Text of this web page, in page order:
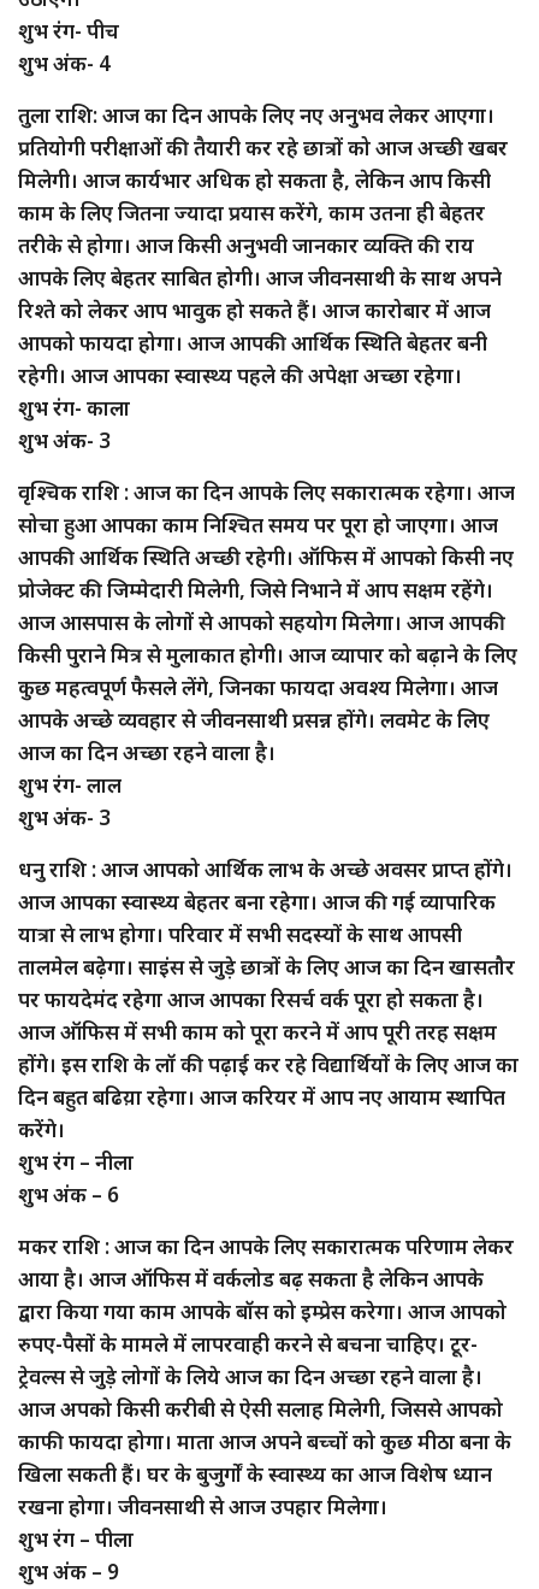
शुभ रंग- पीच
शुभ अंक- 4
तुला राशि: आज का दिन आपके लिए नए अनुभव लेकर आएगा।
प्रतियोगी परीक्षाओं की तैयारी कर रहे छात्रों को आज अच्छी खबर
मिलेगी। आज कार्यभार अधिक हो सकता है, लेकिन आप किसी
काम के लिए जितना ज्यादा प्रयास करेंगे, काम उतना ही बेहतर
तरीके से होगा। आज किसी अनुभवी जानकार व्यक्ति की राय
आपके लिए बेहतर साबित होगी। आज जीवनसाथी के साथ अपने
रिश्ते को लेकर आप भावुक हो सकते हैं। आज कारोबार में आज
आपको फायदा होगा। आज आपकी आर्थिक स्थिति बेहतर बनी
रहेगी। आज आपका स्वास्थ्य पहले की अपेक्षा अच्छा रहेगा।
शुभ रंग- काला
शुभ अंक- 3
वृश्चिक राशि : आज का दिन आपके लिए सकारात्मक रहेगा। आज
सोचा हुआ आपका काम निश्चित समय पर पूरा हो जाएगा। आज
आपकी आर्थिक स्थिति अच्छी रहेगी। ऑफिस में आपको किसी नए
प्रोजेक्ट की जिम्मेदारी मिलेगी, जिसे निभाने में आप सक्षम रहेंगे।
आज आसपास के लोगों से आपको सहयोग मिलेगा। आज आपकी
किसी पुराने मित्र से मुलाकात होगी। आज व्यापार को बढ़ाने के लिए
कुछ महत्वपूर्ण फैसले लेंगे, जिनका फायदा अवश्य मिलेगा। आज
आपके अच्छे व्यवहार से जीवनसाथी प्रसन्न होंगे। लवमेट के लिए
आज का दिन अच्छा रहने वाला है।
शुभ रंग- लाल
शुभ अंक- 3
धनु राशि : आज आपको आर्थिक लाभ के अच्छे अवसर प्राप्त होंगे।
आज आपका स्वास्थ्य बेहतर बना रहेगा। आज की गई व्यापारिक
यात्रा से लाभ होगा। परिवार में सभी सदस्यों के साथ आपसी
तालमेल बढ़ेगा। साइंस से जुड़े छात्रों के लिए आज का दिन खासतौर
पर फायदेमंद रहेगा आज आपका रिसर्च वर्क पूरा हो सकता है।
आज ऑफिस में सभी काम को पूरा करने में आप पूरी तरह सक्षम
होंगे। इस राशि के लॉ की पढ़ाई कर रहे विद्यार्थियों के लिए आज का
दिन बहुत बढिय़ा रहेगा। आज करियर में आप नए आयाम स्थापित
करेंगे।
शुभ रंग – नीला
शुभ अंक – 6
मकर राशि : आज का दिन आपके लिए सकारात्मक परिणाम लेकर
आया है। आज ऑफिस में वर्कलोड बढ़ सकता है लेकिन आपके
द्वारा किया गया काम आपके बॉस को इम्प्रेस करेगा। आज आपको
रुपए-पैसों के मामले में लापरवाही करने से बचना चाहिए। टूर-
ट्रेवल्स से जुड़े लोगों के लिये आज का दिन अच्छा रहने वाला है।
आज अपको किसी करीबी से ऐसी सलाह मिलेगी, जिससे आपको
काफी फायदा होगा। माता आज अपने बच्चों को कुछ मीठा बना के
खिला सकती हैं। घर के बुजुर्गों के स्वास्थ्य का आज विशेष ध्यान
रखना होगा। जीवनसाथी से आज उपहार मिलेगा।
शुभ रंग – पीला
शुभ अंक – 9